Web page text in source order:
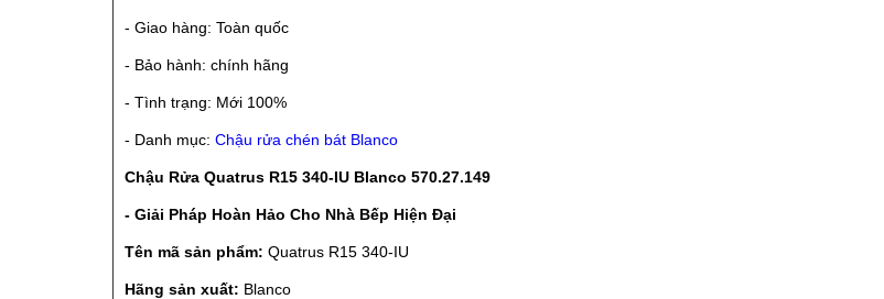
- Giao hàng: Toàn quốc
- Bảo hành: chính hãng
- Tình trạng: Mới 100%
- Danh mục: Chậu rửa chén bát Blanco
Chậu Rửa Quatrus R15 340-IU Blanco 570.27.149
- Giải Pháp Hoàn Hảo Cho Nhà Bếp Hiện Đại
Tên mã sản phẩm: Quatrus R15 340-IU
Hãng sản xuất: Blanco